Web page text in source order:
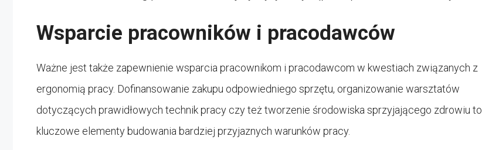
Wsparcie pracowników i pracodawców
Ważne jest także zapewnienie wsparcia pracownikom i pracodawcom w kwestiach związanych z
ergonomią pracy. Dofinansowanie zakupu odpowiedniego sprzętu, organizowanie warsztatów
dotyczących prawidłowych technik pracy czy też tworzenie środowiska sprzyjającego zdrowiu to
kluczowe elementy budowania bardziej przyjaznych warunków pracy.